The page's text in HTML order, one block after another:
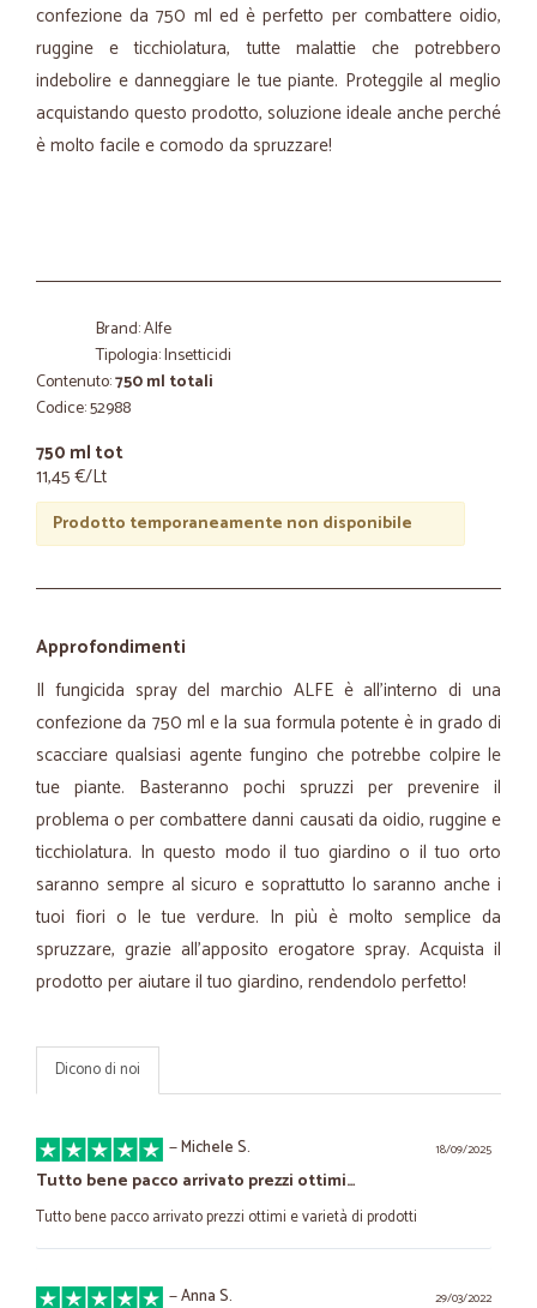
confezione da 750 ml ed è perfetto per combattere oidio,
ruggine e ticchiolatura, tutte malattie che potrebbero
indebolire e danneggiare le tue piante. Proteggile al meglio
acquistando questo prodotto, soluzione ideale anche perché
è molto facile e comodo da spruzzare!
Brand: Alfe
Tipologia: Insetticidi
Contenuto:750 ml totali
Codice: 52988
750 ml tot
11,45 €/Lt
Prodotto temporaneamente non disponibile
Approfondimenti
Il fungicida spray del marchio ALFE è all’interno di una
confezione da 750 ml e la sua formula potente è in grado di
scacciare qualsiasi agente fungino che potrebbe colpire le
tue piante. Basteranno pochi spruzzi per prevenire il
problema o per combattere danni causati da oidio, ruggine e
ticchiolatura. In questo modo il tuo giardino o il tuo orto
saranno sempre al sicuro e soprattutto lo saranno anche i
tuoi fiori o le tue verdure. In più è molto semplice da
spruzzare, grazie all’apposito erogatore spray. Acquista il
prodotto per aiutare il tuo giardino, rendendolo perfetto!
Dicono di noi
18/09/2025
—Michele S.
Tutto bene pacco arrivato prezzi ottimi…
Tutto bene pacco arrivato prezzi ottimi e varietà di prodotti
29/03/2022
—Anna S.